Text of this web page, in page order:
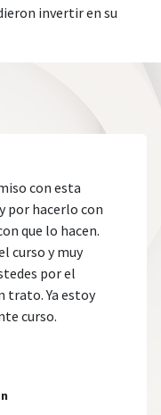
invertir en su
con esta
por hacerlo con
que lo hacen.
curso y muy
por el
trato. Ya estoy
curso.